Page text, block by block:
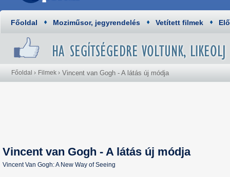
Főoldal Moziműsor, jegyrendelés Vetített filmek
Főoldal › Filmek › Vincent van Gogh - A látás új módja
Vincent van Gogh - A látás új módja
Vincent Van Gogh: A New Way of Seeing